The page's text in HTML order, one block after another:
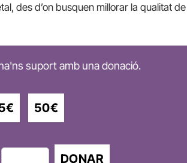
des d’on busquen millorar la qualitat
suport amb una donació.
50€
DONAR